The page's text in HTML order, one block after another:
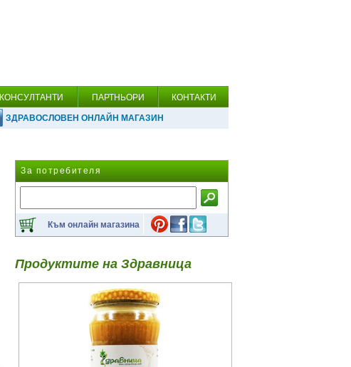
КОНСУЛТАНТИ ПАРТНЬОРИ КОНТАКТИ
ЗДРАВОСЛОВЕН ОНЛАЙН МАГАЗИН
За потребителя
Към онлайн магазина
Продуктите на Здравница